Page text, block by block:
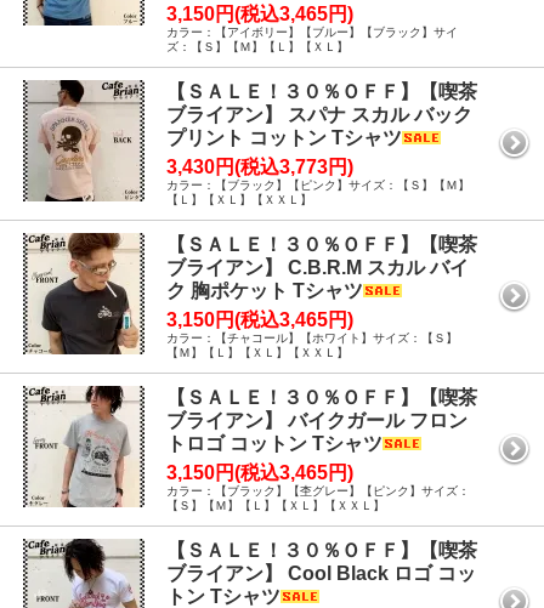
3,150円(税込3,465円)
カラー：【アイボリー】【ブルー】【ブラック】サイ
ズ：【Ｓ】【Ｍ】【Ｌ】【ＸＬ】
【ＳＡＬＥ！３０％ＯＦＦ】【喫茶
ブライアン】 スパナ スカル バック
プリント コットン Tシャツ
3,430円(税込3,773円)
カラー：【ブラック】【ピンク】サイズ：【Ｓ】【Ｍ】
【Ｌ】【ＸＬ】【ＸＸＬ】
【ＳＡＬＥ！３０％ＯＦＦ】【喫茶
ブライアン】 C.B.R.M スカル バイ
ク 胸ポケット Tシャツ
3,150円(税込3,465円)
カラー：【チャコール】【ホワイト】サイズ：【Ｓ】
【Ｍ】【Ｌ】【ＸＬ】【ＸＸＬ】
【ＳＡＬＥ！３０％ＯＦＦ】【喫茶
ブライアン】 バイクガール フロン
トロゴ コットン Tシャツ
3,150円(税込3,465円)
カラー：【ブラック】【杢グレー】【ピンク】サイズ：
【Ｓ】【Ｍ】【Ｌ】【ＸＬ】【ＸＸＬ】
【ＳＡＬＥ！３０％ＯＦＦ】【喫茶
ブライアン】 Cool Black ロゴ コッ
トン Tシャツ